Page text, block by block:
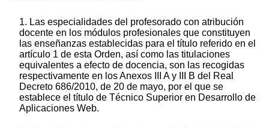
1. Las especialidades del profesorado con atribución
docente en los módulos profesionales que constituyen
las enseñanzas establecidas para el título referido en el
artículo 1 de esta Orden, así como las titulaciones
equivalentes a efecto de docencia, son las recogidas
respectivamente en los Anexos III A y III B del Real
Decreto 686/2010, de 20 de mayo, por el que se
establece el título de Técnico Superior en Desarrollo de
Aplicaciones Web.